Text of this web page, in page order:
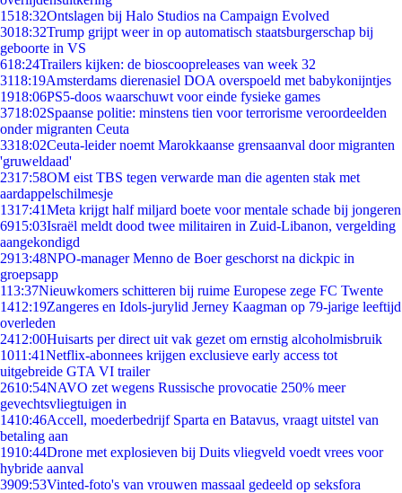
1518:32Ontslagen bij Halo Studios na Campaign Evolved
3018:32Trump grijpt weer in op automatisch staatsburgerschap bij
geboorte in VS
618:24Trailers kijken: de bioscoopreleases van week 32
3118:19Amsterdams dierenasiel DOA overspoeld met babykonijntjes
1918:06PS5-doos waarschuwt voor einde fysieke games
3718:02Spaanse politie: minstens tien voor terrorisme veroordeelden
onder migranten Ceuta
3318:02Ceuta-leider noemt Marokkaanse grensaanval door migranten
'gruweldaad'
2317:58OM eist TBS tegen verwarde man die agenten stak met
aardappelschilmesje
1317:41Meta krijgt half miljard boete voor mentale schade bij jongeren
6915:03Israël meldt dood twee militairen in Zuid-Libanon, vergelding
aangekondigd
2913:48NPO-manager Menno de Boer geschorst na dickpic in
groepsapp
113:37Nieuwkomers schitteren bij ruime Europese zege FC Twente
1412:19Zangeres en Idols-jurylid Jerney Kaagman op 79-jarige leeftijd
overleden
2412:00Huisarts per direct uit vak gezet om ernstig alcoholmisbruik
1011:41Netflix-abonnees krijgen exclusieve early access tot
uitgebreide GTA VI trailer
2610:54NAVO zet wegens Russische provocatie 250% meer
gevechtsvliegtuigen in
1410:46Accell, moederbedrijf Sparta en Batavus, vraagt uitstel van
betaling aan
1910:44Drone met explosieven bij Duits vliegveld voedt vrees voor
hybride aanval
3909:53Vinted-foto's van vrouwen massaal gedeeld op seksfora